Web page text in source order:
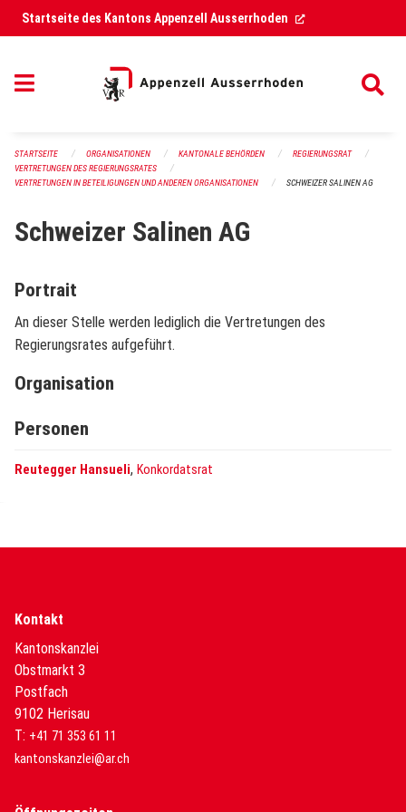
Navigation überspringen
Startseite des Kantons Appenzell Ausserrhoden (External Link)
STARTSEITE ORGANISATIONEN KANTONALE BEHÖRDEN
REGIERUNGSRAT
VERTRETUNGEN DES REGIERUNGSRATES
VERTRETUNGEN IN BETEILIGUNGEN UND ANDEREN ORGANISATIONEN
SCHWEIZER SALINEN AG
Schweizer Salinen AG
Portrait
An dieser Stelle werden lediglich die Vertretungen des
Regierungsrates aufgeführt.
Organisation
Personen
Reutegger Hansueli, Konkordatsrat
Kontakt
Kantonskanzlei
Obstmarkt 3
Postfach
9102 Herisau
T: +41 71 353 61 11
kantonskanzlei@ar.ch